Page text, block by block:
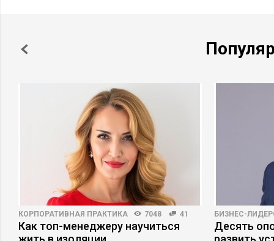
КОРПОРАТИВНАЯ ПРАКТИКА 7048 41
Как топ-менеджеру научиться
БИЗНЕС-
Десять